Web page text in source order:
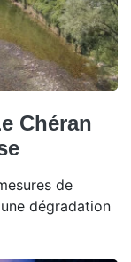
Chéran
de
dégradation